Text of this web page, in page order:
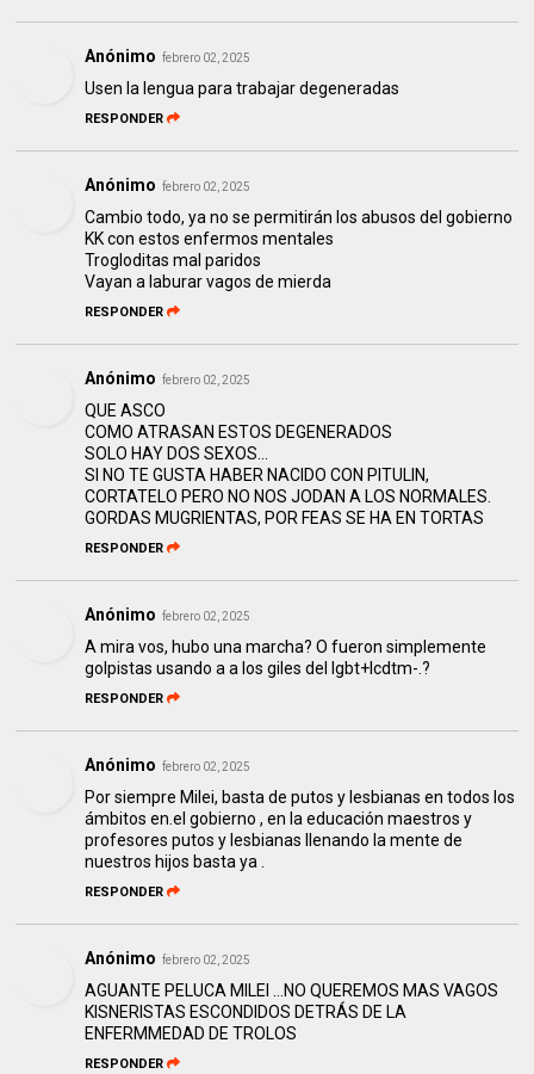
Anónimo febrero 02, 2025
Usen la lengua para trabajar degeneradas
RESPONDER
Anónimo febrero 02, 2025
Cambio todo, ya no se permitirán los abusos del gobierno
KK con estos enfermos mentales
Trogloditas mal paridos
Vayan a laburar vagos de mierda
RESPONDER
Anónimo febrero 02, 2025
QUE ASCO
COMO ATRASAN ESTOS DEGENERADOS
SOLO HAY DOS SEXOS...
SI NO TE GUSTA HABER NACIDO CON PITULIN,
CORTATELO PERO NO NOS JODAN A LOS NORMALES.
GORDAS MUGRIENTAS, POR FEAS SE HA EN TORTAS
RESPONDER
Anónimo febrero 02, 2025
A mira vos, hubo una marcha? O fueron simplemente
golpistas usando a a los giles del lgbt+lcdtm-.?
RESPONDER
Anónimo febrero 02, 2025
Por siempre Milei, basta de putos y lesbianas en todos los
ámbitos en.el gobierno , en la educación maestros y
profesores putos y lesbianas llenando la mente de
nuestros hijos basta ya .
RESPONDER
Anónimo febrero 02, 2025
AGUANTE PELUCA MILEI …NO QUEREMOS MAS VAGOS
KISNERISTAS ESCONDIDOS DETRÁS DE LA
ENFERMMEDAD DE TROLOS
RESPONDER